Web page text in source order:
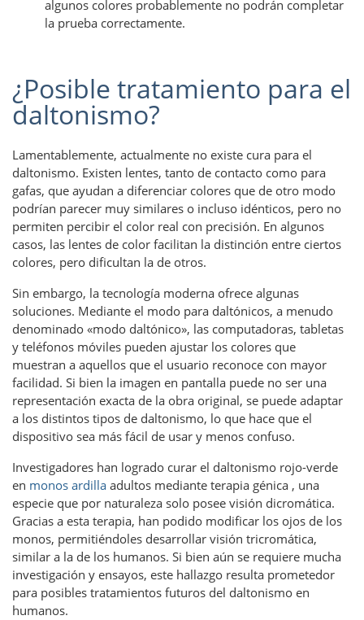
algunos colores probablemente no podrán completar
la prueba correctamente.
¿Posible tratamiento para el
daltonismo?
Lamentablemente, actualmente no existe cura para el
daltonismo. Existen lentes, tanto de contacto como para
gafas, que ayudan a diferenciar colores que de otro modo
podrían parecer muy similares o incluso idénticos, pero no
permiten percibir el color real con precisión. En algunos
casos, las lentes de color facilitan la distinción entre ciertos
colores, pero dificultan la de otros.
Sin embargo, la tecnología moderna ofrece algunas
soluciones. Mediante el modo para daltónicos, a menudo
denominado «modo daltónico», las computadoras, tabletas
y teléfonos móviles pueden ajustar los colores que
muestran a aquellos que el usuario reconoce con mayor
facilidad. Si bien la imagen en pantalla puede no ser una
representación exacta de la obra original, se puede adaptar
a los distintos tipos de daltonismo, lo que hace que el
dispositivo sea más fácil de usar y menos confuso.
Investigadores han logrado curar el daltonismo rojo-verde
en monos ardilla adultos mediante terapia génica , una
especie que por naturaleza solo posee visión dicromática.
Gracias a esta terapia, han podido modificar los ojos de los
monos, permitiéndoles desarrollar visión tricromática,
similar a la de los humanos. Si bien aún se requiere mucha
investigación y ensayos, este hallazgo resulta prometedor
para posibles tratamientos futuros del daltonismo en
humanos.